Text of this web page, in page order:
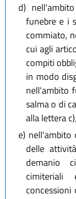
d)
funebre e i
commiato,
cui agli
compiti
in modo
nell'ambito
salma o di
alla lettera c);
e) nell'ambito
delle
demanio
concessioni